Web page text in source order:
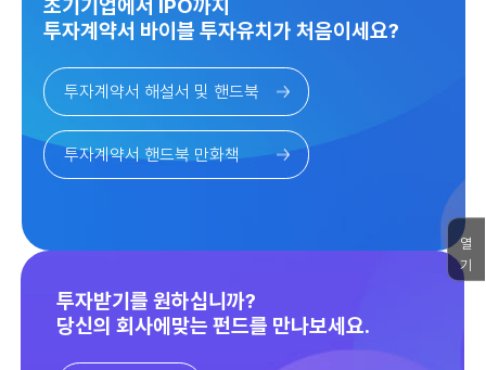
초기기업에서 IPO까지
투자계약서 바이블 투자유치가 처음이세요?
투자계약서 해설서 및 핸드북
투자계약서 핸드북 만화책
투자받기를 원하십니까?
당신의 회사에맞는 펀드를 만나보세요.
열
기